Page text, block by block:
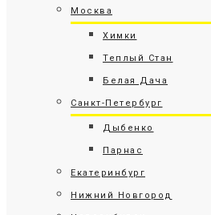
Москва
Химки
Теплый Стан
Белая Дача
Санкт-Петербург
Дыбенко
Парнас
Екатеринбург
Нижний Новгород